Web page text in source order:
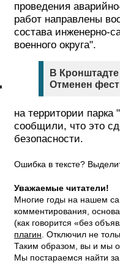
проведения
работ направлены
состава инженерно-
военного округа".
В
Отменен
на территории
сообщили, что это
безопасности.
Ошибка в тексте?
Уважаемые читатели!
Многие годы на нашем
комментирования,
(как говорится «без
плагин . Отключил не
Таким образом, вы и мы
Мы постараемся найти